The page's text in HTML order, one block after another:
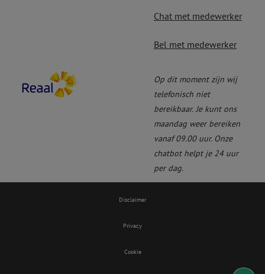
Chat met medewerker
Bel met medewerker
Op dit moment zijn wij
telefonisch niet
bereikbaar. Je kunt ons
maandag weer bereiken
vanaf 09.00 uur. Onze
chatbot helpt je 24 uur
per dag.
Disclaimer
Privacy
Cookie